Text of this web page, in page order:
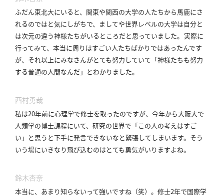
ふだん東北大にいると、関東や関西の大学の人たちから馬鹿にさ
れるのではと気にしがちで、ましてや世界レベルの大学は自分と
は次元の違う神様たちがいるところだと思っていました。 実際に
行ってみて、本当に周りはすごい人たちばかりではあったんです
が、それ以上にみなさんがとても努力していて「神様たちも努力
する普通の人間なんだ」とわかりました。
西村勇哉
私は20年前に心理学で修士を取ったのですが、今年から大阪大で
人類学の博士課程にいて、研究の世界で「この人の考えはすご
い」と思うと下手に発言できないなと緊張してしまいます。 そう
いう場にいきなり飛び込むのはとても勇気がいりますよね。
鈴木杏奈
本当に、あまり知らないって強いですね（笑）。 修士2年で国際学